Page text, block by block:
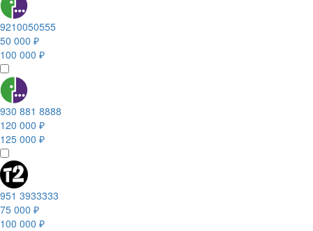
9210050555
50 000 ₽
100 000 ₽
930 881 8888
120 000 ₽
125 000 ₽
951 3933333
75 000 ₽
100 000 ₽